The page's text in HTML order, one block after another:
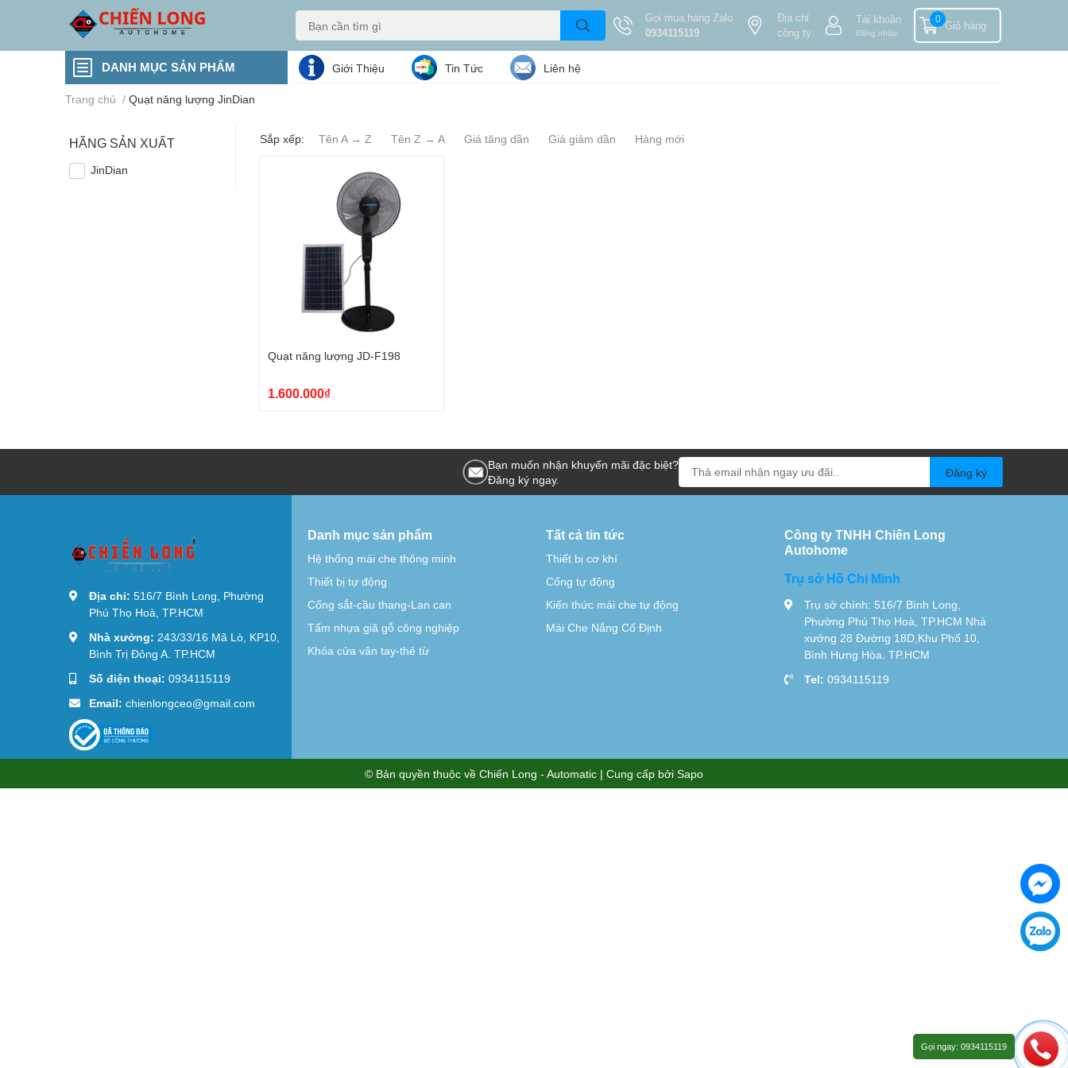
Gọi mua hàng Zalo
0934115119
Địa chỉ
công ty
Tài khoản
Đăng nhập
Giỏ hàng
0
DANH MỤC SẢN PHẨM Giới Thiệu Tin Tức Liên hệ
Trang chủ / Quạt năng lượng JinDian
HÃNG SẢN XUẤT
JinDian
Sắp xếp: Tên A → Z Tên Z → A Giá tăng dần Giá giảm dần Hàng mới
Quạt năng lượng JD-F198
1.600.000₫
Bạn muốn nhận khuyến mãi đặc biệt?
Đăng ký ngay.
Đăng ký
Địa chỉ: 516/7 Bình Long, Phường
Phú Thọ Hoà, TP.HCM
Nhà xưởng: 243/33/16 Mã Lò, KP10,
Bình Trị Đông A. TP.HCM
Số điện thoại: 0934115119
Email: chienlongceo@gmail.com
Danh mục sản phẩm
Hệ thống mái che thông minh
Thiết bị tự động
Cổng sắt-cầu thang-Lan can
Tấm nhựa giã gỗ công nghiệp
Khóa cửa vân tay-thẻ từ
Tất cả tin tức
Thiết bị cơ khí
Cổng tự động
Kiến thức mái che tự động
Mái Che Nắng Cố Định
Công ty TNHH Chiến Long
Autohome
Trụ sở Hồ Chi Minh
Trụ sở chính: 516/7 Bình Long,
Phường Phú Thọ Hoà, TP.HCM Nhà
xưởng 28 Đường 18D,Khu Phố 10,
Bình Hưng Hòa. TP.HCM
Tel: 0934115119
© Bản quyền thuộc về Chiến Long - Automatic | Cung cấp bởi Sapo
Gọi ngay: 0934115119